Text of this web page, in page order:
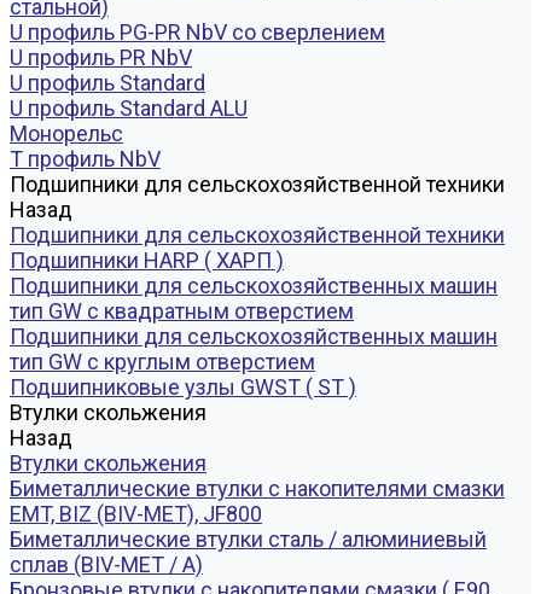
стальной)
U профиль PG-PR NbV со сверлением
U профиль PR NbV
U профиль Standard
U профиль Standard ALU
Монорельс
Т профиль NbV
Подшипники для сельскохозяйственной техники
Назад
Подшипники для сельскохозяйственной техники
Подшипники HARP ( ХАРП )
Подшипники для сельскохозяйственных машин
тип GW с квадратным отверстием
Подшипники для сельскохозяйственных машин
тип GW с круглым отверстием
Подшипниковые узлы GWST ( ST )
Втулки скольжения
Назад
Втулки скольжения
Биметаллические втулки с накопителями смазки
EMT, BIZ (BIV-MET), JF800
Биметаллические втулки сталь / алюминиевый
сплав (BIV-MET / A)